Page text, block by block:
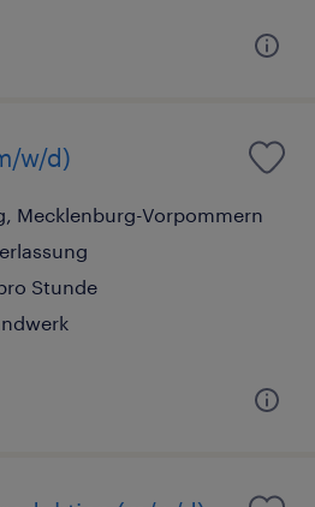
w/d)
Mecklenburg-Vorpommern
Stunde